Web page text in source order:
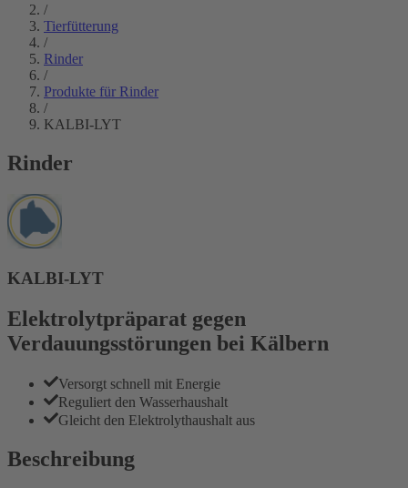
/
Tierfütterung
/
Rinder
/
Produkte für Rinder
/
KALBI-LYT
Rinder
KALBI-LYT
Elektrolytpräparat gegen
Verdauungsstörungen bei Kälbern
Versorgt schnell mit Energie
Reguliert den Wasserhaushalt
Gleicht den Elektrolythaushalt aus
Beschreibung